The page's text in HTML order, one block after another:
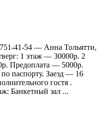
41-54 — Анна Тольятти,
1 этаж — 30000р. 2
Предоплата — 5000р.
паспорту. Заезд — 16
гостя .
Банкетный зал ...